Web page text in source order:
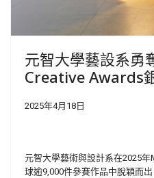
元智大學藝設系勇
Creative Awards
2025年4月18日
元智大學藝術與設計系在2025年
球逾9,000件參賽作品中脫穎而